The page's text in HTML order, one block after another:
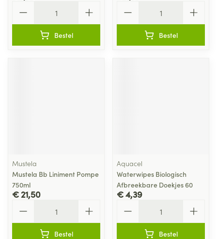
Bestel Bestel
Mustela
Mustela Bb Liniment Pompe
750ml
€ 21,50
Bestel
Aquacel
Waterwipes Biologisch
Afbreekbare Doekjes 60
€ 4,39
Bestel